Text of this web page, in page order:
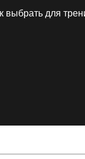
Категории
Боксерские
выбрать для